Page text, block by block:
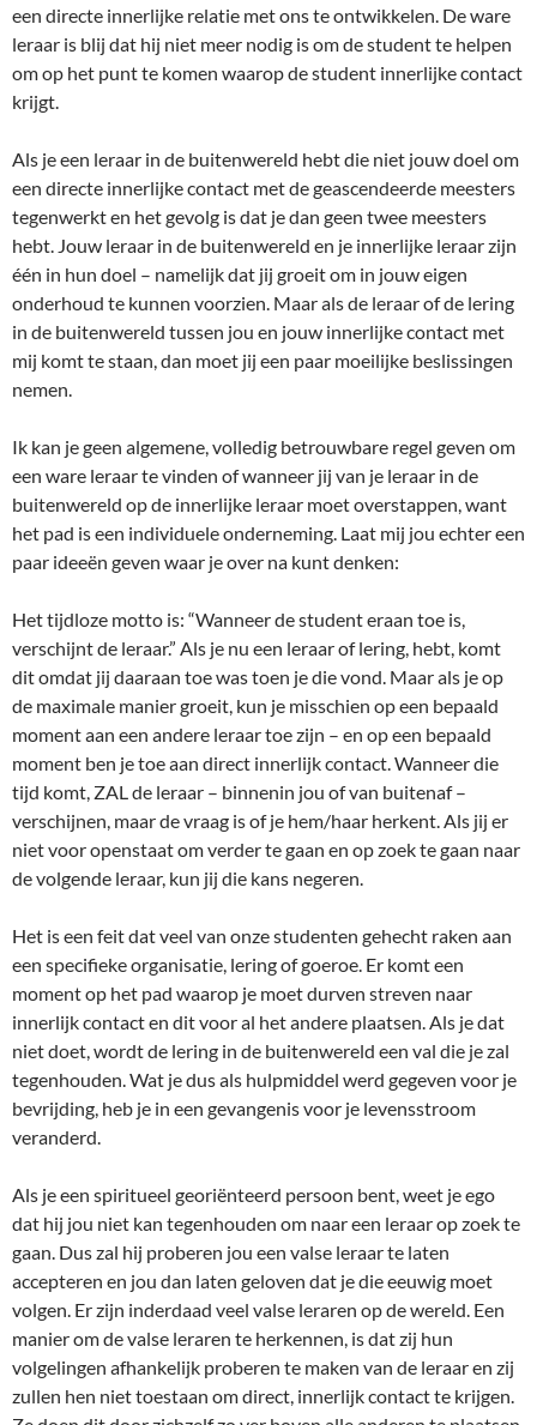
een directe innerlijke relatie met ons te ontwikkelen. De ware
leraar is blij dat hij niet meer nodig is om de student te helpen
om op het punt te komen waarop de student innerlijke contact
krijgt.
Als je een leraar in de buitenwereld hebt die niet jouw doel om
een directe innerlijke contact met de geascendeerde meesters
tegenwerkt en het gevolg is dat je dan geen twee meesters
hebt. Jouw leraar in de buitenwereld en je innerlijke leraar zijn
één in hun doel – namelijk dat jij groeit om in jouw eigen
onderhoud te kunnen voorzien. Maar als de leraar of de lering
in de buitenwereld tussen jou en jouw innerlijke contact met
mij komt te staan, dan moet jij een paar moeilijke beslissingen
nemen.
Ik kan je geen algemene, volledig betrouwbare regel geven om
een ware leraar te vinden of wanneer jij van je leraar in de
buitenwereld op de innerlijke leraar moet overstappen, want
het pad is een individuele onderneming. Laat mij jou echter een
paar ideeën geven waar je over na kunt denken:
Het tijdloze motto is: “Wanneer de student eraan toe is,
verschijnt de leraar.” Als je nu een leraar of lering, hebt, komt
dit omdat jij daaraan toe was toen je die vond. Maar als je op
de maximale manier groeit, kun je misschien op een bepaald
moment aan een andere leraar toe zijn – en op een bepaald
moment ben je toe aan direct innerlijk contact. Wanneer die
tijd komt, ZAL de leraar – binnenin jou of van buitenaf –
verschijnen, maar de vraag is of je hem/haar herkent. Als jij er
niet voor openstaat om verder te gaan en op zoek te gaan naar
de volgende leraar, kun jij die kans negeren.
Het is een feit dat veel van onze studenten gehecht raken aan
een specifieke organisatie, lering of goeroe. Er komt een
moment op het pad waarop je moet durven streven naar
innerlijk contact en dit voor al het andere plaatsen. Als je dat
niet doet, wordt de lering in de buitenwereld een val die je zal
tegenhouden. Wat je dus als hulpmiddel werd gegeven voor je
bevrijding, heb je in een gevangenis voor je levensstroom
veranderd.
Als je een spiritueel georiënteerd persoon bent, weet je ego
dat hij jou niet kan tegenhouden om naar een leraar op zoek te
gaan. Dus zal hij proberen jou een valse leraar te laten
accepteren en jou dan laten geloven dat je die eeuwig moet
volgen. Er zijn inderdaad veel valse leraren op de wereld. Een
manier om de valse leraren te herkennen, is dat zij hun
volgelingen afhankelijk proberen te maken van de leraar en zij
zullen hen niet toestaan om direct, innerlijk contact te krijgen.